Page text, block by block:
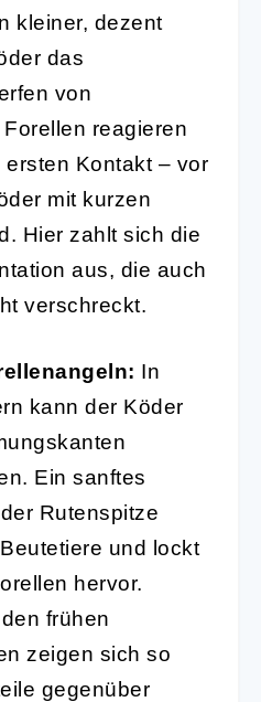
kleiner, dezent
das
von
reagieren
Kontakt – vor
mit kurzen
Hier zahlt sich die
aus, die auch
verschreckt.
In
kann der Köder
Ein sanftes
Rutenspitze
und lockt
hervor.
frühen
zeigen sich so
gegenüber